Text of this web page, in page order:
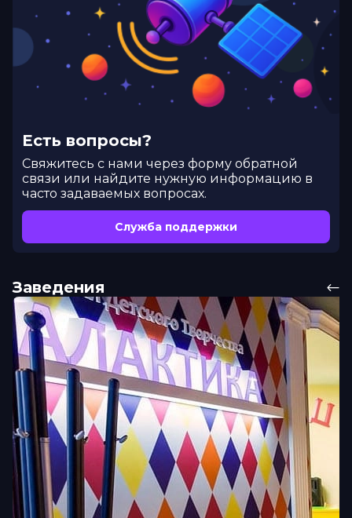
Есть вопросы?
Cвяжитесь с нами через форму обратной
связи или найдите нужную информацию в
часто задаваемых вопросах.
Служба поддержки
Заведения